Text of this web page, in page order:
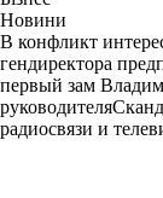
Новини
В конфликт
гендиректора
первый зам
радиосвязи и